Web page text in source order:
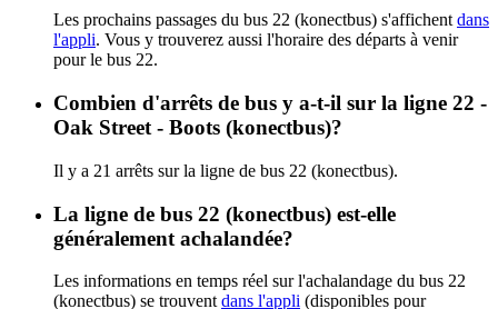
Les prochains passages du bus 22 (konectbus) s'affichent dans
l'appli. Vous y trouverez aussi l'horaire des départs à venir
pour le bus 22.
Combien d'arrêts de bus y a-t-il sur la ligne 22 -
Oak Street - Boots (konectbus)?
Il y a 21 arrêts sur la ligne de bus 22 (konectbus).
La ligne de bus 22 (konectbus) est-elle
généralement achalandée?
Les informations en temps réel sur l'achalandage du bus 22
(konectbus) se trouvent dans l'appli (disponibles pour